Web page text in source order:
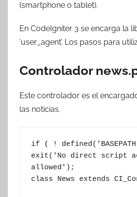
o
m
t
e
(smartphone o tablet).
En CodeIgniter 3 se encarga la
‘user_agent’. Los pasos para
Controlador
Este controlador es el
las noticias.
if ( !
exit('No direct script
allowed');
class News extends